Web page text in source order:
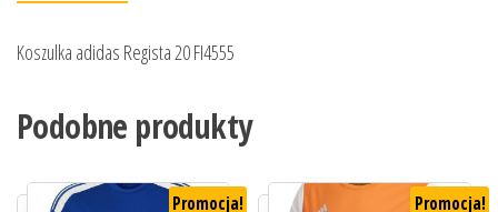
Koszulka adidas Regista 20 FI4555
Podobne produkty
Promocja! Promocja!